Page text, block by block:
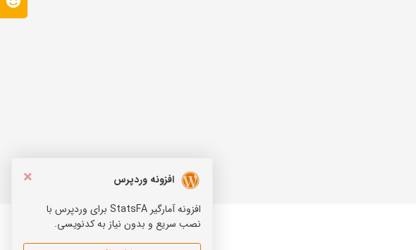
×
افزونه وردپرس
افزونه آمارگیر StatsFA برای وردپرس با
نصب سریع و بدون نیاز به کدنویسی.